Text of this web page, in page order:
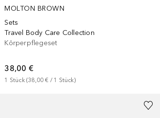
MOLTON BROWN
Sets
Travel Body Care Collection
Körperpflegeset
38,00 €
1 Stück (38,00 € / 1 Stück)